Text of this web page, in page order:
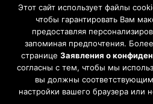
Этот сайт
борьбы со
обрабатываются
комментариев.
Этот сайт использует файлы
чтобы гарантировать Вам
предоставляя
запоминая предпочтения.
странице Заявления о
согласны с тем, чтобы мы
вы должны соответствующим
настройки вашего браузера или